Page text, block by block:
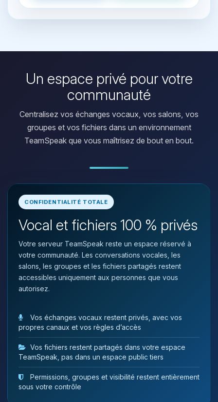
Un espace privé pour votre
communauté
Centralisez vos échanges vocaux, vos salons, vos
groupes et vos fichiers dans un environnement
TeamSpeak que vous maîtrisez de bout en bout.
CONFIDENTIALITÉ TOTALE
Vocal et fichiers 100 % privés
Votre serveur TeamSpeak reste un espace réservé à
votre communauté. Les conversations vocales, les
salons, les groupes et les fichiers partagés restent
accessibles uniquement aux personnes que vous
autorisez.
Vos échanges vocaux restent privés, avec vos
propres canaux et vos règles d’accès
Vos fichiers restent partagés dans votre espace
TeamSpeak, pas dans un espace public tiers
Permissions, groupes et visibilité restent entièrement
sous votre contrôle
Youpi, enfin quelqu’un pour me
parler ! Moi c’est Choupy, ton petit
tu as besoin et je vais remuer mes
07/08/2026 à 09:09